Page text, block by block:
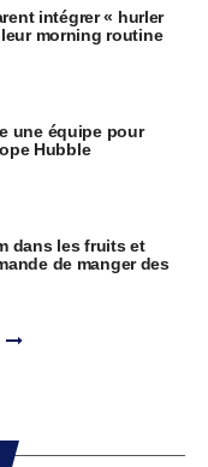
intégrer « hurler
morning routine
une équipe pour
Hubble
dans les fruits et
de manger des